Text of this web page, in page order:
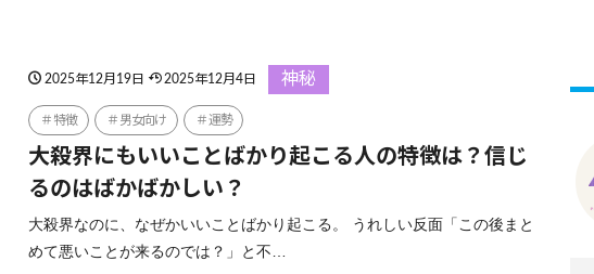
2025年12月19日 2025年12月4日 神秘
特徴 男女向け 運勢
大殺界にもいいことばかり起こる人の特徴は？信じ
るのはばかばかしい？
大殺界なのに、なぜかいいことばかり起こる。 うれしい反面「この後まと
めて悪いことが来るのでは？」と不…